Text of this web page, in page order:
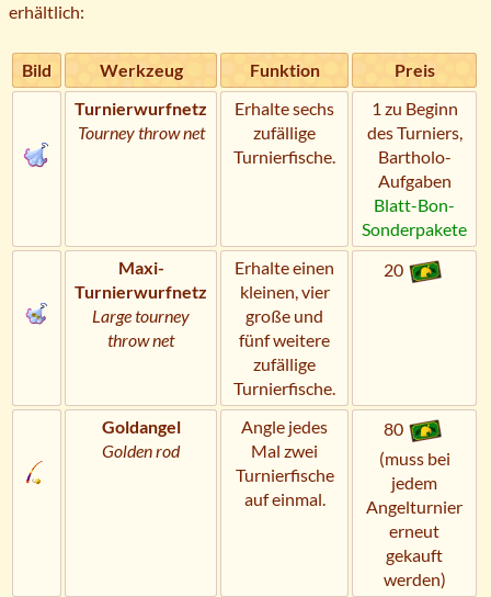
erhältlich:
Bild Werkzeug Funktion
Preis
Turnierwurfnetz
Tourney throw net
Erhalte sechs
zufällige
Turnierfische.
1 zu Beginn
des Turniers,
Bartholo-
Aufgaben
Blatt-Bon-
Sonderpakete
Maxi-
Turnierwurfnetz
Large tourney
throw net
Erhalte einen
kleinen, vier
große und
fünf weitere
zufällige
Turnierfische.
20
Goldangel
Golden rod
Angle jedes
Mal zwei
Turnierfische
auf einmal.
80
(muss bei
jedem
Angelturnier
erneut
gekauft
werden)